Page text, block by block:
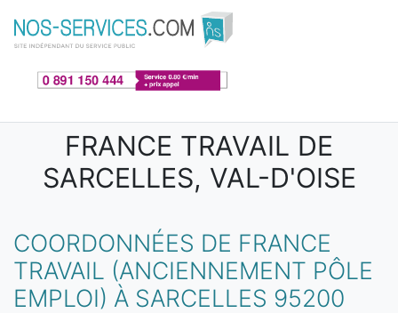
Aller au contenu principal
FRANCE TRAVAIL DE
SARCELLES, VAL-D'OISE
COORDONNÉES DE FRANCE
TRAVAIL (ANCIENNEMENT PÔLE
EMPLOI) À SARCELLES 95200